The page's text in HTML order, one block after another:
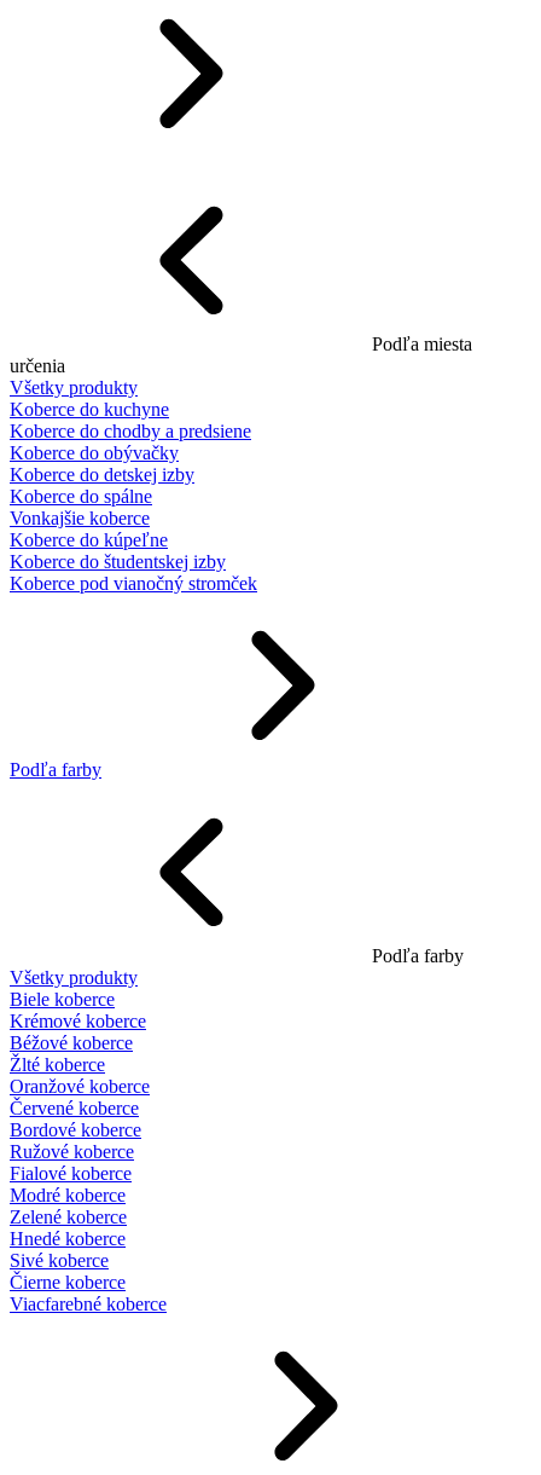
Podľa miesta
určenia
Všetky produkty
Koberce do kuchyne
Koberce do chodby a predsiene
Koberce do obývačky
Koberce do detskej izby
Koberce do spálne
Vonkajšie koberce
Koberce do kúpeľne
Koberce do študentskej izby
Koberce pod vianočný stromček
Podľa farby
Podľa farby
Všetky produkty
Biele koberce
Krémové koberce
Béžové koberce
Žlté koberce
Oranžové koberce
Červené koberce
Bordové koberce
Ružové koberce
Fialové koberce
Modré koberce
Zelené koberce
Hnedé koberce
Sivé koberce
Čierne koberce
Viacfarebné koberce